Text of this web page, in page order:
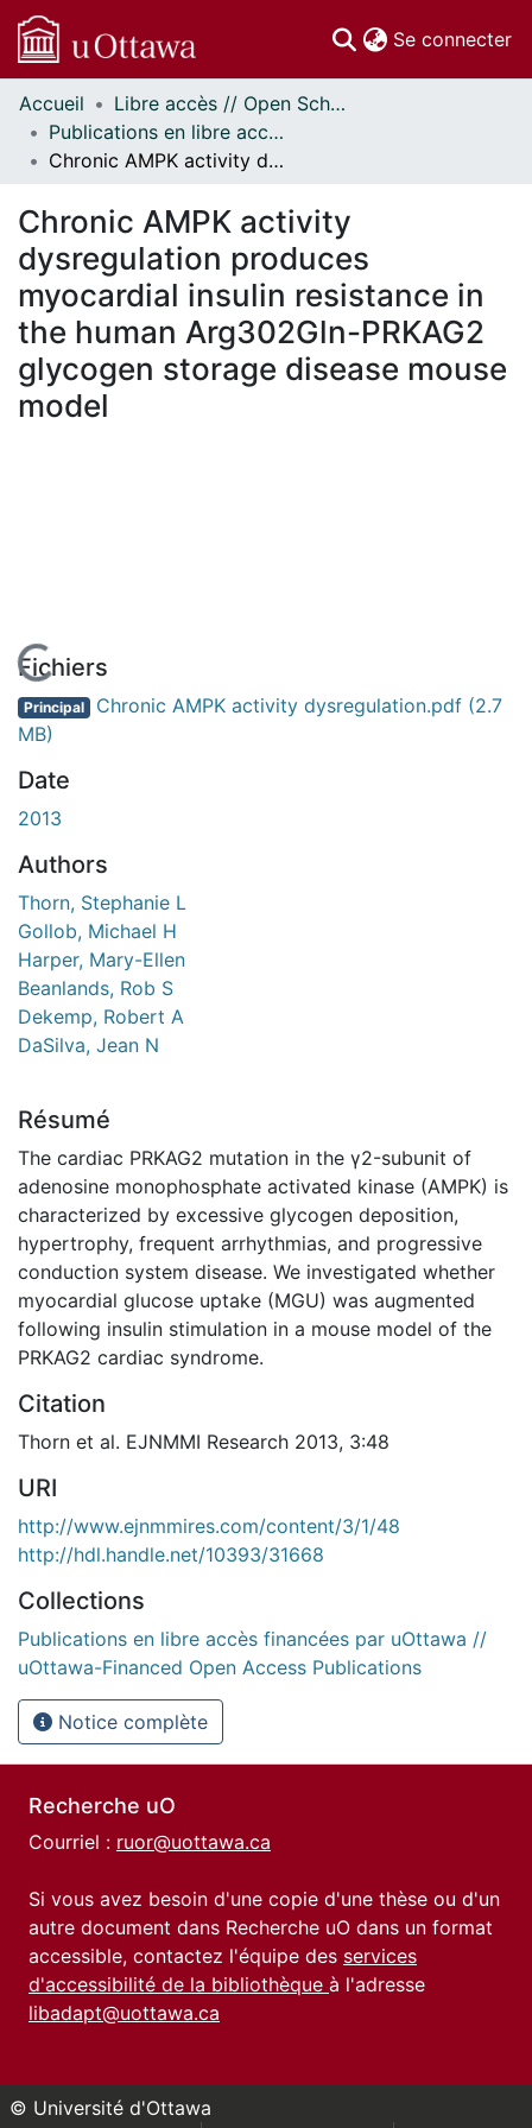
Se connecter
Communautés
et collections
Parcourir
À propos
Accueil
Libre accès // Open Scholarship
Publications en libre accès financées par uOttawa // uOttawa-Financed Open Access Publications
Chronic AMPK activity dysregulation produces myocardial insulin resistance in the human Arg302Gln-PRKAG2 glycogen storage disease mouse model
Chronic AMPK activity
dysregulation produces
myocardial insulin resistance in
the human Arg302Gln-PRKAG2
glycogen storage disease mouse
model
En cours de chargement...
Fichiers
Principal Chronic AMPK activity dysregulation.pdf (2.7
MB)
Date
2013
Authors
Thorn, Stephanie L
Gollob, Michael H
Harper, Mary-Ellen
Beanlands, Rob S
Dekemp, Robert A
DaSilva, Jean N
Résumé
The cardiac PRKAG2 mutation in the γ2-subunit of
adenosine monophosphate activated kinase (AMPK) is
characterized by excessive glycogen deposition,
hypertrophy, frequent arrhythmias, and progressive
conduction system disease. We investigated whether
myocardial glucose uptake (MGU) was augmented
following insulin stimulation in a mouse model of the
PRKAG2 cardiac syndrome.
Citation
Thorn et al. EJNMMI Research 2013, 3:48
URI
http://www.ejnmmires.com/content/3/1/48
http://hdl.handle.net/10393/31668
Collections
Publications en libre accès financées par uOttawa //
uOttawa-Financed Open Access Publications
Notice complète
Recherche uO
Courriel : ruor@uottawa.ca
Si vous avez besoin d'une copie d'une thèse ou d'un
autre document dans Recherche uO dans un format
accessible, contactez l'équipe des services
d'accessibilité de la bibliothèque à l'adresse
libadapt@uottawa.ca
© Université d'Ottawa